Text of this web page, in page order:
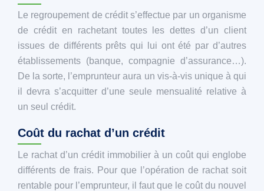
Le regroupement de crédit s’effectue par un organisme
de crédit en rachetant toutes les dettes d’un client
issues de différents prêts qui lui ont été par d’autres
établissements (banque, compagnie d’assurance…).
De la sorte, l’emprunteur aura un vis-à-vis unique à qui
il devra s’acquitter d’une seule mensualité relative à
un seul crédit.
Coût du rachat d’un crédit
Le rachat d’un crédit immobilier à un coût qui englobe
différents de frais. Pour que l’opération de rachat soit
rentable pour l’emprunteur, il faut que le coût du nouvel